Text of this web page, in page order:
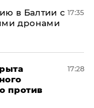
в Балтии с
дронами
17:35
против
17:28